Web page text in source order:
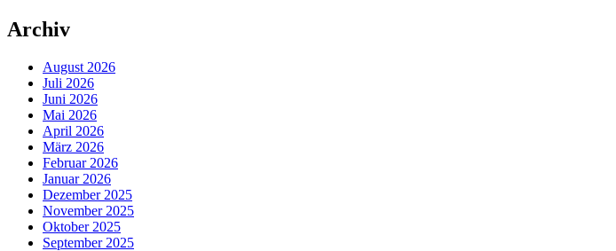
Archiv
August 2026
Juli 2026
Juni 2026
Mai 2026
April 2026
März 2026
Februar 2026
Januar 2026
Dezember 2025
November 2025
Oktober 2025
September 2025